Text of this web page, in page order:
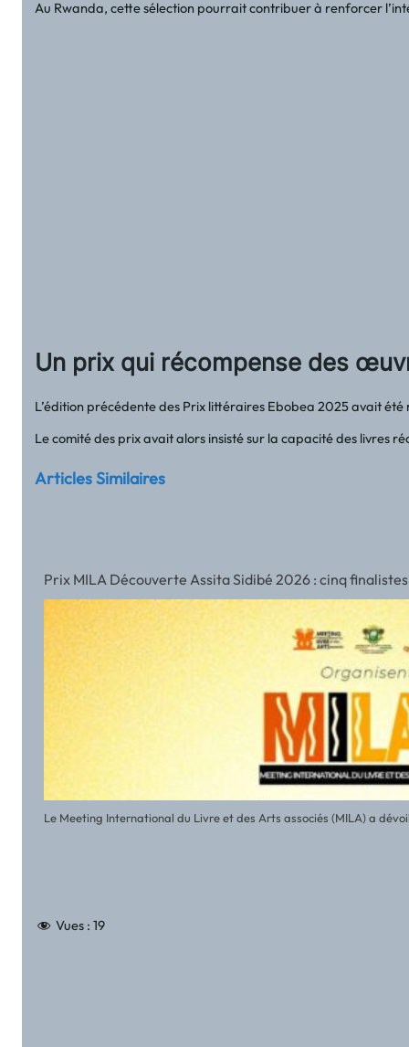
Au Rwanda, cette sélection pourrait contribuer à renforcer
Un prix qui récompense des
L’édition précédente des Prix littéraires Ebobea 2025 avait
Le comité des prix avait alors insisté sur la capacité des livres
Articles Similaires
Prix MILA Découverte Assita Sidibé 2026 : cinq
Le Meeting International du Livre et des Arts associés (MILA) a
Vues : 19